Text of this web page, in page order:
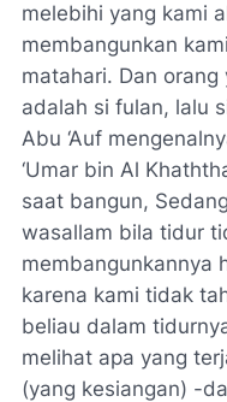
melebihi yang kami
membangunkan
matahari. Dan
adalah si fulan, lalu
Abu ‘Auf
‘Umar bin Al
saat bangun,
wasallam bila tidur
membangunkannya
karena kami tidak
beliau dalam
melihat apa yang
(yang kesiangan) -